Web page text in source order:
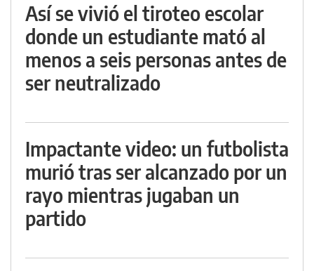
Así se vivió el tiroteo escolar
donde un estudiante mató al
menos a seis personas antes de
ser neutralizado
Impactante video: un futbolista
murió tras ser alcanzado por un
rayo mientras jugaban un
partido